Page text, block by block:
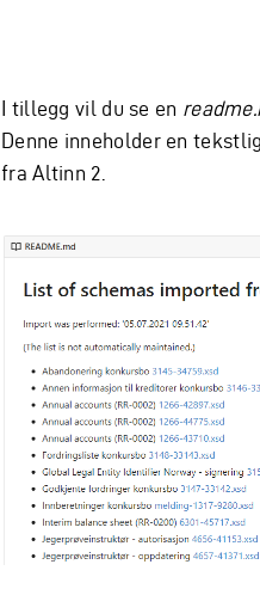
I tillegg vil du se en
Denne inneholder en
fra Altinn 2.